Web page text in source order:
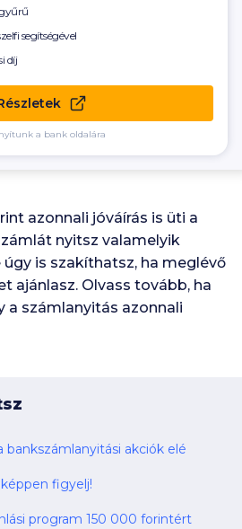
segítségével
díj
a bank oldalára
azonnali jóváírás is üti a
nyitsz valamelyik
is szakíthatsz, ha meglévő
ajánlasz. Olvass tovább, ha
a számlanyitás azonnali
bankszámlanyitási akciók elé
figyelj!
program 150 000 forintért